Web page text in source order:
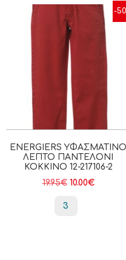
-
ENERGIERS ΥΦΑΣΜΆΤΙΝΟ
ΛΕΠΤΌ ΠΑΝΤΕΛΌΝΙ
ΚΟΚΚΙΝΟ 12-217106-2
19.95€ 10.00€
3